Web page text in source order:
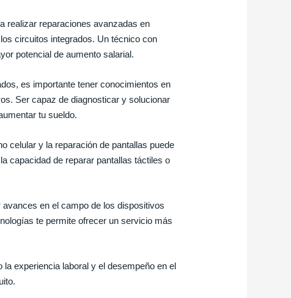
realizar reparaciones avanzadas en
circuitos integrados. Un técnico con
potencial de aumento salarial.
es importante tener conocimientos en
Ser capaz de diagnosticar y solucionar
tu sueldo.
celular y la reparación de pantallas puede
capacidad de reparar pantallas táctiles o
en el campo de los dispositivos
te permite ofrecer un servicio más
experiencia laboral y el desempeño en el